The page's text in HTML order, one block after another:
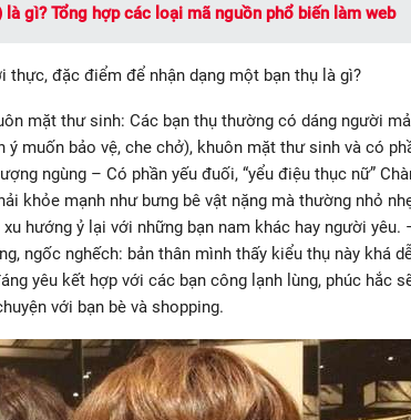
là gì? Tổng hợp các loại mã nguồn phổ biến làm web
đặc điểm để nhận dạng một bạn thụ là gì?
mặt thư sinh: Các bạn thụ thường có dáng người
ý muốn bảo vệ, che chở), khuôn mặt thư sinh và có
ngùng – Có phần yếu đuối, “yểu điệu thục nữ”
khỏe mạnh như bưng bê vật nặng mà thường nhỏ
hướng ỷ lại với những bạn nam khác hay người yêu.
ngốc nghếch: bản thân mình thấy kiểu thụ này khá
yêu kết hợp với các bạn công lạnh lùng, phúc hắc
với bạn bè và shopping.